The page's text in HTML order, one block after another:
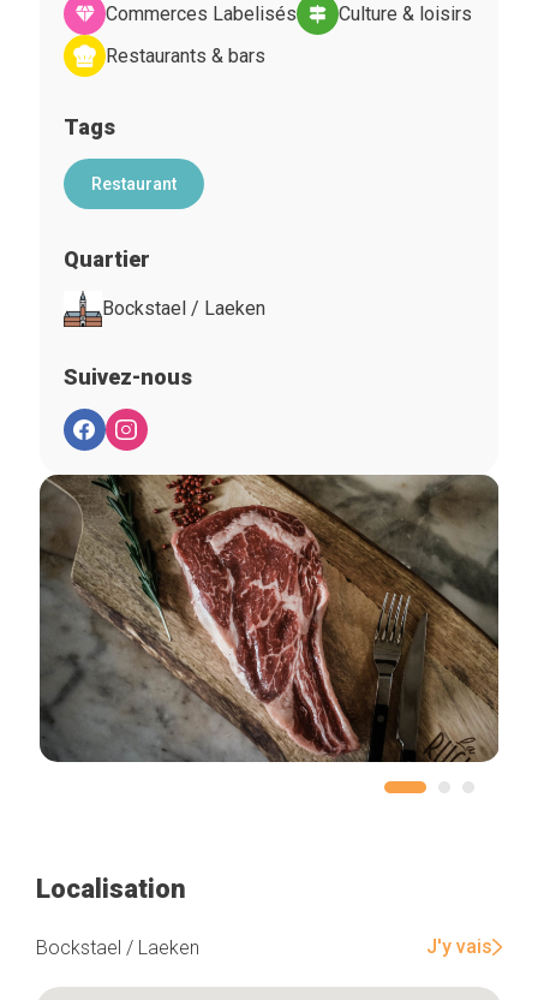
Commerces Labelisés
Culture & loisirs
Restaurants & bars
Tags
Restaurant
Quartier
Bockstael / Laeken
Suivez-nous
Localisation
Bockstael / Laeken J'y vais